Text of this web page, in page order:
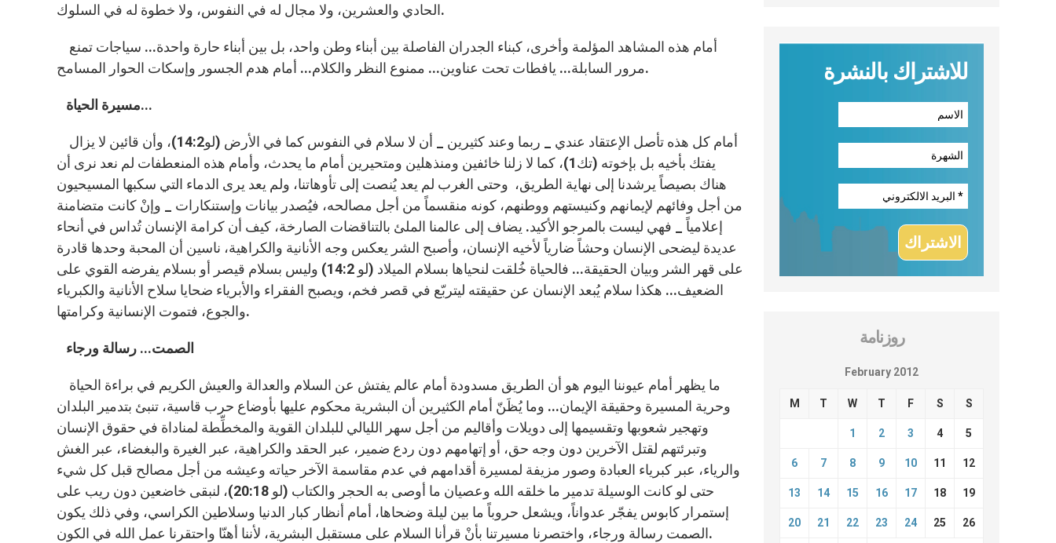
الحادي والعشرين، ولا مجال له في النفوس، ولا خطوة له في السلوك.
مرور السابلة... يافطات تحت عناوين... ممنوع النظر والكلام... أمام هدم الجسور وإسكات الحوار المسامح.
مسيرة الحياة...
يفتك بأخيه بل بإخوته (تك1)، كما لا زلنا خائفين ومنذهلين ومتحيرين أمام ما يحدث، وأمام هذه المنعطفات لم نعد نرى أن
هناك بصيصاً يرشدنا إلى نهاية الطريق، وحتى الغرب لم يعد يُنصت إلى تأوهاتنا، ولم يعد يرى الدماء التي سكبها المسيحيون
من أجل وفائهم لإيمانهم وكنيستهم ووطنهم، كونه منقسماً من أجل مصالحه، فيُصدر بيانات وإستنكارات _ وإنْ كانت متضامنة
إعلامياً _ فهي ليست بالمرجو الأكيد. يضاف إلى عالمنا الملئ بالتناقضات الصارخة، كيف أن كرامة الإنسان تُداس في أنحاء
عديدة ليضحى الإنسان وحشاً ضارياً لأخيه الإنسان، وأصبح الشر يعكس وجه الأنانية والكراهية، ناسين أن المحبة وحدها قادرة
على قهر الشر وبيان الحقيقة... فالحياة خُلقت لنحياها بسلام الميلاد (لو 14:2) وليس بسلام قيصر أو بسلام يفرضه القوي على
الضعيف... هكذا سلام يُبعد الإنسان عن حقيقته ليتربّع في قصر فخم، ويصبح الفقراء والأبرياء ضحايا سلاح الأنانية والكبرياء
والجوع، فتموت الإنسانية وكرامتها.
الصمت... رسالة ورجاء
وحرية المسيرة وحقيقة الإيمان... وما يُظَنّ أمام الكثيرين أن البشرية محكوم عليها بأوضاع حرب قاسية، تنبئ بتدمير البلدان
وتهجير شعوبها وتقسيمها إلى دويلات وأقاليم من أجل سهر الليالي للبلدان القوية والمخطِّطة لمناداة في حقوق الإنسان
وتبرئتهم لقتل الآخرين دون وجه حق، أو إتهامهم دون ردع ضمير، عبر الحقد والكراهية، عبر الغيرة والبغضاء، عبر الغش
والرياء، عبر كبرياء العبادة وصور مزيفة لمسيرة أقدامهم في عدم مقاسمة الآخر حياته وعيشه من أجل مصالح قبل كل شيء
حتى لو كانت الوسيلة تدمير ما خلقه الله وعصيان ما أوصى به الحجر والكتاب (لو 20:18)، لنبقى خاضعين دون ريب على
إستمرار كابوس يفجّر عدواناً، ويشعل حروباً ما بين ليلة وضحاها، أمام أنظار كبار الدنيا وسلاطين الكراسي، وفي ذلك يكون
الصمت رسالة ورجاء، واختصرنا مسيرتنا بأنْ قرأنا السلام على مستقبل البشرية، لأننا أهنّا واحتقرنا عمل الله في الكون.
للاشتراك بالنشرة
روزنامة
February 2012
M T W T F S S
1 2 3 4 5
6 7 8 9 10 11 12
13 14 15 16 17 18 19
20 21 22 23 24 25 26